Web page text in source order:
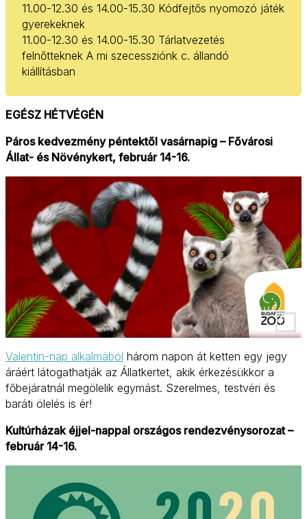
11.00-12.30 és 14.00-15.30 Kódfejtős nyomozó játék
gyerekeknek
11.00-12.30 és 14.00-15.30 Tárlatvezetés
felnőtteknek A mi szecessziónk c. állandó
kiállításban
EGÉSZ HÉTVÉGÉN
Páros kedvezmény péntektől vasárnapig – Fővárosi
Állat- és Növénykert, február 14-16.
Valentin-nap alkalmából három napon át ketten egy jegy
áráért látogathatják az Állatkertet, akik érkezésükkor a
főbejáratnál megölelik egymást. Szerelmes, testvéri és
baráti ölelés is ér!
Kultúrházak éjjel-nappal országos rendezvénysorozat –
február 14-16.